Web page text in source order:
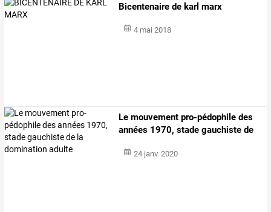
Bicentenaire de karl marx
4 mai 2018
Le mouvement pro-pédophile des
années 1970, stade gauchiste de
24 janv. 2020